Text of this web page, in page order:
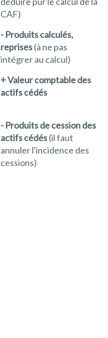
CAF)
- Produits calculés,
reprises(à ne pas
intégrer au calcul)
+ Valeur comptable des
actifs cédés
- Produits de cession des
actifs cédés(il faut
annuler l'incidence des
cessions)